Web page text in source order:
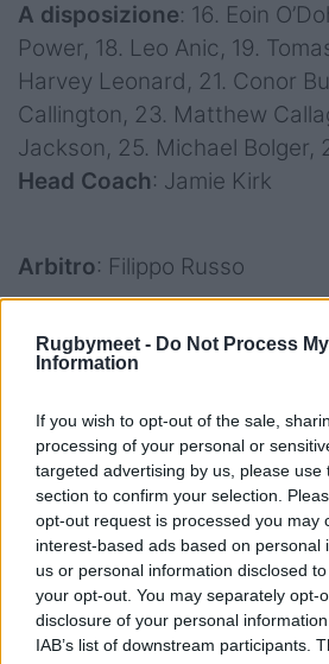
Rugbymeet - Do Not Process
Information
If you wish to opt-out of the sale,
processing of your personal or
targeted advertising by us, please use
section to confirm your selection.
opt-out request is processed you may
interest-based ads based on personal
us or personal information disclosed
your opt-out. You may separately opt-
disclosure of your personal
IAB’s list of downstream participants.
A disposizione: 16. Eoin
Power, 18. Leo Anic, 19.
Harvey Leonard, 21. Conor
Callington, 23. Matthew
Jackson, 25. Michael Bolger,
Head Coach: Jamie Kirk
Arbitro: Filippo Russo
Quarto Uomo:Luca Bisetto
Cartellini:nessuno
Calciatori: Braga (ITA) 7/8;
Jackson (IRE) 2/3
Note: Giornata soleggiata,
primaverile, terreno in buone
spettatori circa mille. Match
Presente in tribuna il
Andrea Duodo.